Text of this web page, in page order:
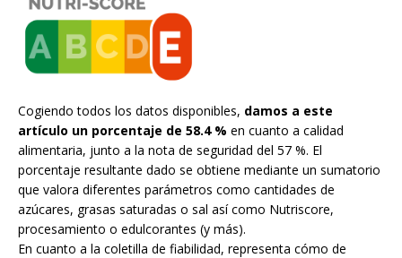
Cogiendo todos los datos disponibles, damos a este
artículo un porcentaje de 58.4 % en cuanto a calidad
alimentaria, junto a la nota de seguridad del 57 %. El
porcentaje resultante dado se obtiene mediante un sumatorio
que valora diferentes parámetros como cantidades de
azúcares, grasas saturadas o sal así como Nutriscore,
procesamiento o edulcorantes (y más).
En cuanto a la coletilla de fiabilidad, representa cómo de